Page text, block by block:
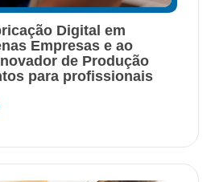
Digital em
Empresas e ao
de Produção
para profissionais